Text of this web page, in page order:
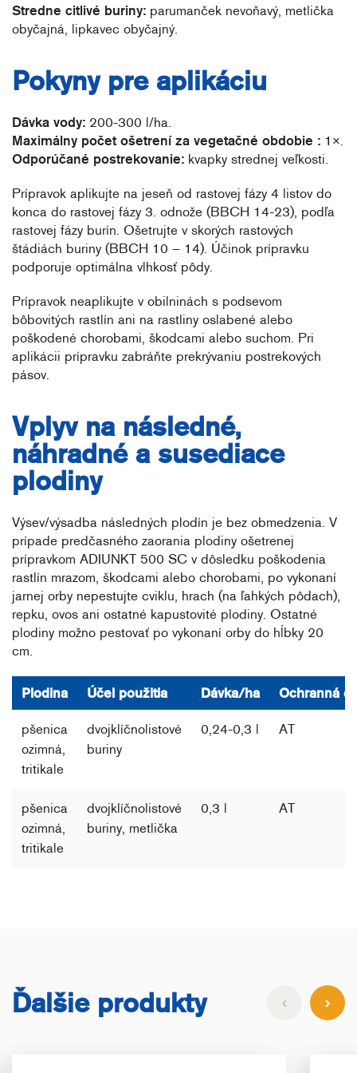
Stredne citlivé buriny: parumanček nevoňavý, metlička
obyčajná, lipkavec obyčajný.
Pokyny pre aplikáciu
Dávka vody: 200-300 l/ha.
Maximálny počet ošetrení za vegetačné obdobie : 1×.
Odporúčané postrekovanie: kvapky strednej veľkosti.
Prípravok aplikujte na jeseň od rastovej fázy 4 listov do
konca do rastovej fázy 3. odnože (BBCH 14-23), podľa
rastovej fázy burín. Ošetrujte v skorých rastových
štádiách buriny (BBCH 10 – 14). Účinok prípravku
podporuje optimálna vlhkosť pôdy.
Prípravok neaplikujte v obilninách s podsevom
bôbovitých rastlín ani na rastliny oslabené alebo
poškodené chorobami, škodcami alebo suchom. Pri
aplikácii prípravku zabráňte prekrývaniu postrekových
pásov.
Vplyv na následné,
náhradné a susediace
plodiny
Výsev/výsadba následných plodín je bez obmedzenia. V
prípade predčasného zaorania plodiny ošetrenej
prípravkom ADIUNKT 500 SC v dôsledku poškodenia
rastlín mrazom, škodcami alebo chorobami, po vykonaní
jarnej orby nepestujte cviklu, hrach (na ľahkých pôdach),
repku, ovos ani ostatné kapustovité plodiny. Ostatné
plodiny možno pestovať po vykonaní orby do hĺbky 20
cm.
Plodina Účel použitia Dávka/ha Ochranná
pšenica
ozimná,
tritikale
dvojklíčnolistové
buriny
0,24-0,3 l AT
pšenica
ozimná,
tritikale
dvojklíčnolistové
buriny, metlička
0,3 l AT
Ďalšie produkty